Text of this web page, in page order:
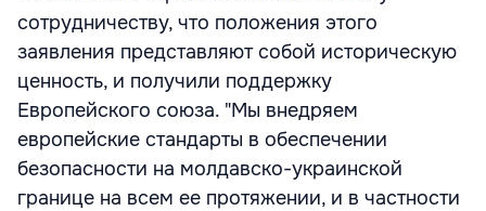
сотрудничеству, что положения этого
заявления представляют собой историческую
ценность, и получили поддержку
Европейского союза. "Мы внедряем
европейские стандарты в обеспечении
безопасности на молдавско-украинской
границе на всем ее протяжении, и в частности